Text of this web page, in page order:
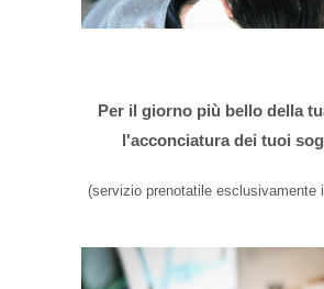
Per il giorno più bello della
l'acconciatura dei tuoi
(servizio prenotatile esclusivamente